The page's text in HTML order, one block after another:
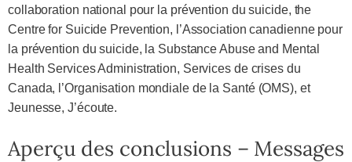
collaboration national pour la prévention du suicide, the
Centre for Suicide Prevention, l’Association canadienne pour
la prévention du suicide, la Substance Abuse and Mental
Health Services Administration, Services de crises du
Canada, l’Organisation mondiale de la Santé (OMS), et
Jeunesse, J’écoute.
Aperçu des conclusions – Messages